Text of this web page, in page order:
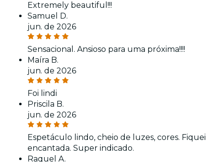
Extremely beautiful!!!
Samuel D.
jun. de 2026
Sensacional. Ansioso para uma próxima!!!!
Maíra B.
jun. de 2026
Foi lindi
Priscila B.
jun. de 2026
Espetáculo lindo, cheio de luzes, cores. Fiquei
encantada. Super indicado.
Raquel A.